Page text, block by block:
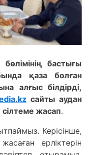
бастығы
қаза болған
алғыс білдірді,
сайты аудан
сілтеме жасап.
Керісінше,
ерліктерін